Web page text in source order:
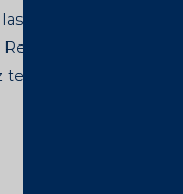
cosas aquí y
Rellena el formulario y
te registres,
te